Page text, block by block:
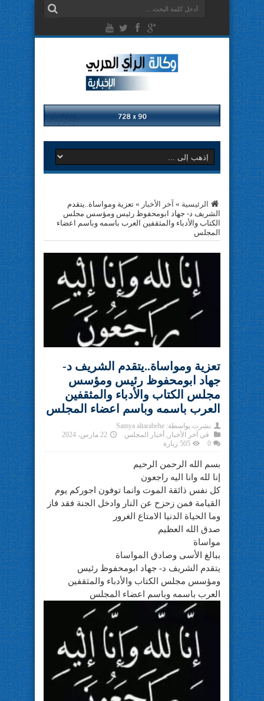
الرئيسية » آخر الأخبار » تعزية ومواساة..يتقدم
الشريف د- جهاد ابومحفوظ رئيس ومؤسس مجلس
الكتاب والأدباء والمثقفين العرب باسمه وباسم اعضاء
المجلس
تعزية ومواساة..يتقدم الشريف د-
جهاد ابومحفوظ رئيس ومؤسس
مجلس الكتاب والأدباء والمثقفين
العرب باسمه وباسم اعضاء المجلس
نشرت بواسطة: Samya altarabehe
في آخر الأخبار أخبار المجلس
22 مارس، 2024
0
505 زيارة
بسم الله الرحمن الرحيم
إنا لله وانا اليه راجعون
كل نفس ذائقة الموت وانما توفون اجوركم يوم
القيامة فمن زحزح عن النار وادخل الجنة فقد فاز
وما الحياة الدنيا الامتاع الغرور
صدق الله العظيم
مواساة
ببالغ الأسى وصادق المواساة
يتقدم الشريف د- جهاد ابومحفوظ رئيس
ومؤسس مجلس الكتاب والأدباء والمثقفين
العرب باسمه وباسم اعضاء المجلس